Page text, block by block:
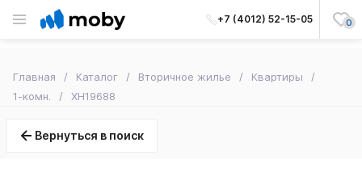
+7 (4012) 52-15-05 0
Главная Каталог Вторичное жилье
Квартиры
1-комн.
XH19688
Вернуться в поиск